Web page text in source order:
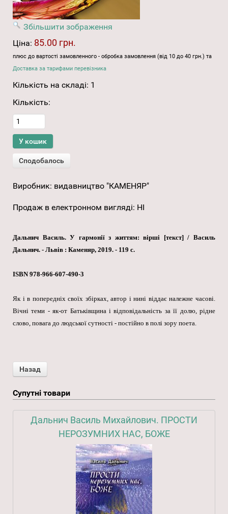
Збільшити зображення
Ціна: 85.00 грн.
плюс до вартості замовленного - обробка замовлення (від 10 до 40 грн.) та
Доставка за тарифами перевізника
Кількість на складі: 1
Кількість:
Виробник: видавництво "КАМЕНЯР"
Продаж в електронном вигляді: НІ
Дальнич Василь. У гармонії з життям: вірші [текст] / Василь
Дальнич. - Львів : Каменяр, 2019. - 119 с.
ISBN 978-966-607-490-3
Як і в попередніх своїх збірках, автор і нині віддає належне часові.
Вічні теми - як-от Батьківщина і відповідальність за її долю, рідне
слово, повага до людської сутності - постійно в полі зору поета.
Супутні товари
Дальнич Василь Михайлович. ПРОСТИ
НЕРОЗУМНИХ НАС, БОЖЕ